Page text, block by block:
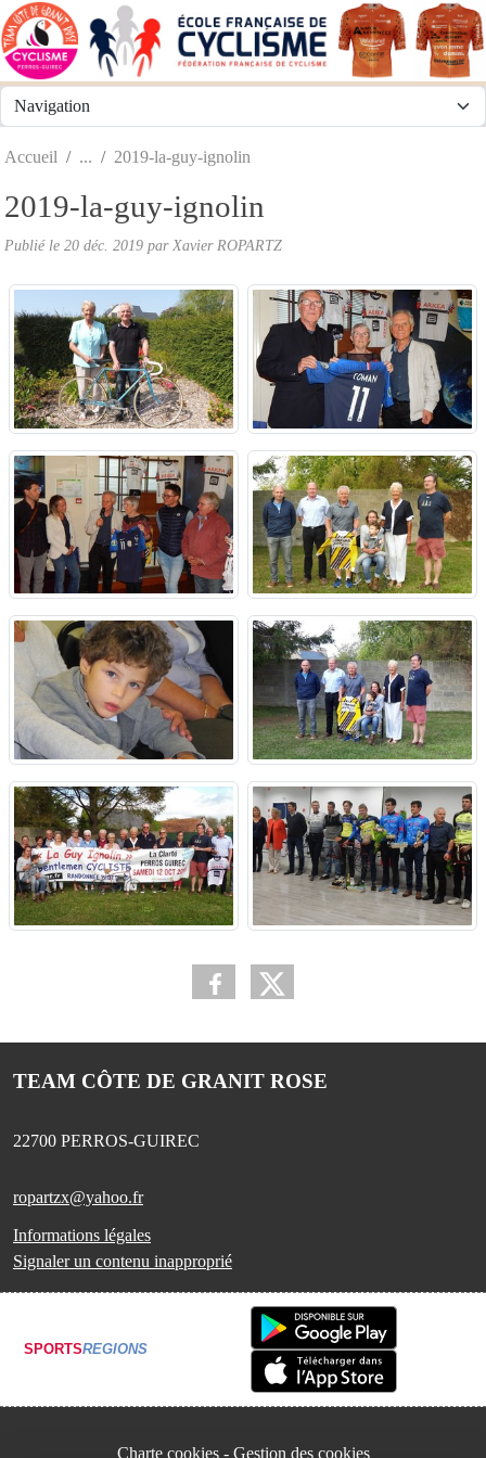
Accueil 2019-la-guy-ignolin
2019-la-guy-ignolin
Publié le 20 déc. 2019 par Xavier ROPARTZ
TEAM CÔTE DE GRANIT ROSE
22700 PERROS-GUIREC
ropartzx@yahoo.fr
Informations légales
Signaler un contenu inapproprié
SPORTSREGIONS
Charte cookies Gestion des cookies
Panneau de gestion des cookies